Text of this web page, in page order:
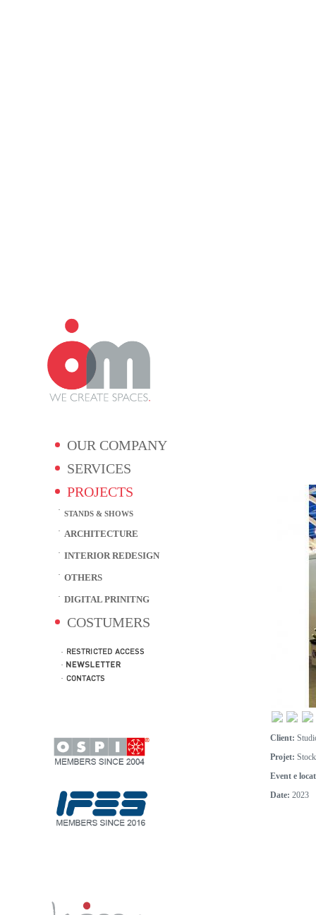
OUR COMPANY
SERVICES
PROJECTS
STANDS & SHOWS
ARCHITECTURE
INTERIOR REDESIGN
OTHERS
DIGITAL PRINITNG
COSTUMERS
Client:
Projet:
Event e
Date: 2023